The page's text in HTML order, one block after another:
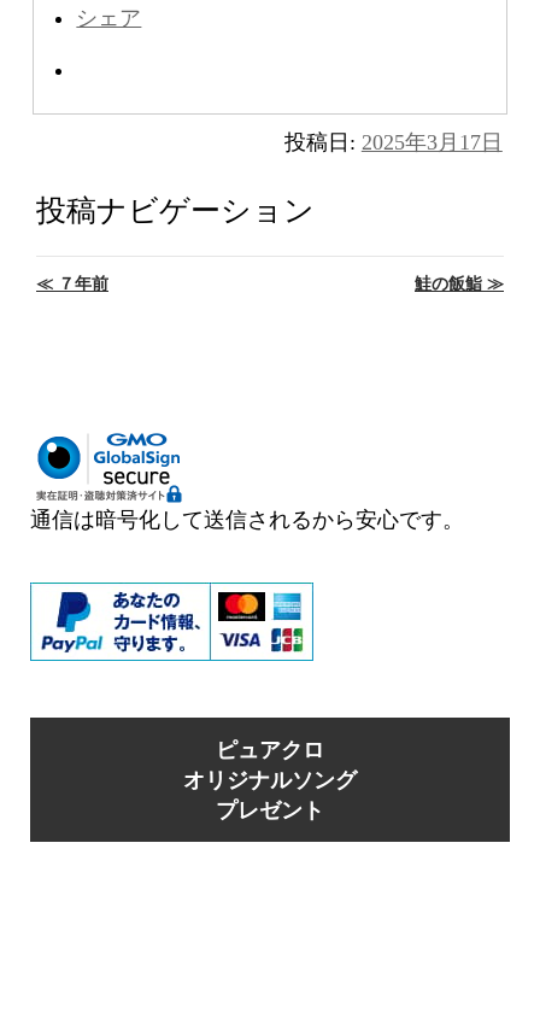
シェア
投稿日: 2025年3月17日
投稿ナビゲーション
≪ ７年前 鮭の飯鮨 ≫
通信は暗号化して送信されるから安心です。
ピュアクロ
オリジナルソング
プレゼント